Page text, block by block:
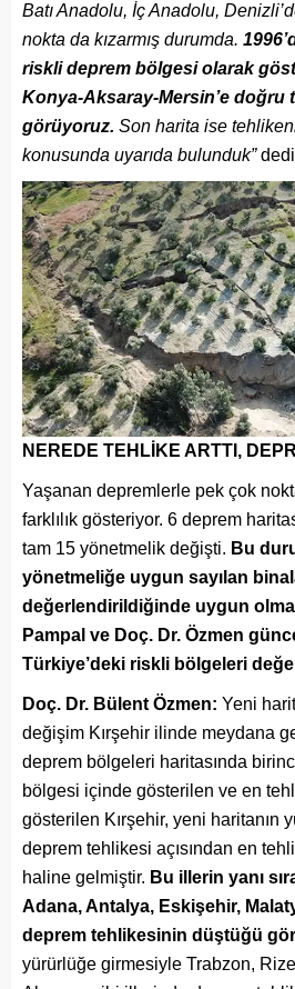
Batı Anadolu, İç Anadolu,
nokta da kızarmış durumda.
riskli deprem bölgesi olarak
Konya-Aksaray-Mersin’e doğru
görüyoruz. Son harita ise
konusunda uyarıda bulunduk”
NEREDE TEHLİKE ARTTI,
Yaşanan depremlerle pek çok
farklılık gösteriyor. 6 deprem
tam 15 yönetmelik değişti. Bu
yönetmeliğe uygun sayılan
değerlendirildiğinde uygun
Pampal ve Doç. Dr. Özmen
Türkiye’deki riskli bölgeleri
Doç. Dr. Bülent Özmen: Yeni
değişim Kırşehir ilinde meydana
deprem bölgeleri haritasında
bölgesi içinde gösterilen ve en
gösterilen Kırşehir, yeni haritanın
deprem tehlikesi açısından en
haline gelmiştir. Bu illerin yanı
Adana, Antalya, Eskişehir,
deprem tehlikesinin düştüğü
yürürlüğe girmesiyle Trabzon,